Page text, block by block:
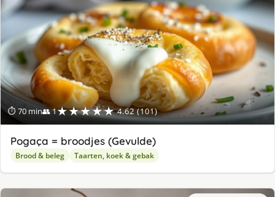
⏱ 70 min👥 1★★★★★ 4.62 (101)
Pogaça = broodjes (Gevulde)
Brood & beleg Taarten, koek & gebak